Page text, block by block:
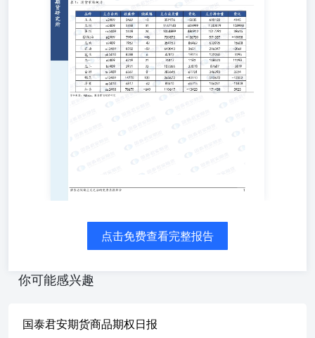
-136730 571337 -10058 豆油 y2409 7952 -42 354153 -86462
633925 -15608 菜油 oi2409 8732 -59 643043 3651 296347
-2061 花生 pk2410 8788 6 47312 -19113 122250 -3295 豆一
a2409 4729 21 76317 1182 168523 11298 豆二 b2409 3921 23
102366 -32078 87687 -3879 白糖 sr2409 6261 0 282645
-61731 346293 3224 棉花 cf2409 14770 120 263672 -40110
512672 -12352 苹果 ap2410 6817 -62 83510 -65715 166251
5517 0.6193 -0.0245 豆粕主力 309956 -10428 0.3387 -0.1472
919593 -30525 0.4067 0.0299 豆粕 489800 -50565 0.4794
-60245 0.6581 -0.1051 111716 -346 0.4781 0.0367 菜粕
204800 -124412 0.5983 -0.1218 419833 7257 0.3396 0.0085
0.7651 -0.8301 棕榈油 320581 -13179 0.7771 0.1558 147722
-87871 0.7623 -0.2283 豆油主力 24314 -25063 0.5445
1.1335 0.4588 122272 -30862 0.7708 -0.0406 菜油主力 48285
点击免费查看完整报告
你可能感兴趣
国泰君安期货商品期权日报